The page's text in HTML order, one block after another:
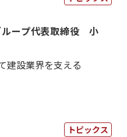
ループ代表取締役 小
建設業界を支える
トピックス